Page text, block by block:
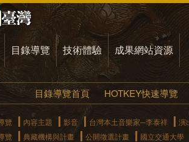
目錄導覽 技術體驗 成果網站資源
目錄導覽首頁 HOTKEY快速導覽
覽 內容主題 影音 台灣本土音樂家─李泰祥
演
覽 典藏機構與計畫 公開徵選計畫 國立交通大學